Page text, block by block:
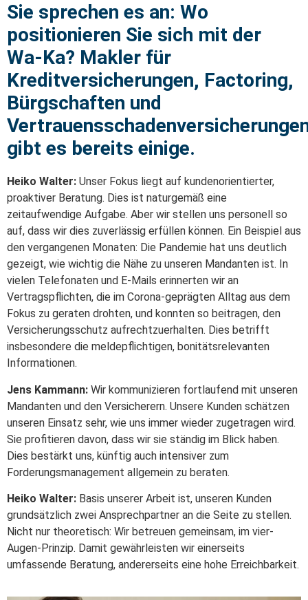
Sie sprechen es an: Wo
positionieren Sie sich mit der
Wa-Ka? Makler für
Kreditversicherungen, Factoring,
Bürgschaften und
gibt es bereits einige.
Heiko Walter: Unser Fokus liegt auf kundenorientierter,
proaktiver Beratung. Dies ist naturgemäß eine
zeitaufwendige Aufgabe. Aber wir stellen uns personell so
auf, dass wir dies zuverlässig erfüllen können. Ein Beispiel aus
den vergangenen Monaten: Die Pandemie hat uns deutlich
gezeigt, wie wichtig die Nähe zu unseren Mandanten ist. In
vielen Telefonaten und E-Mails erinnerten wir an
Vertragspflichten, die im Corona-geprägten Alltag aus dem
Fokus zu geraten drohten, und konnten so beitragen, den
Versicherungsschutz aufrechtzuerhalten. Dies betrifft
insbesondere die meldepflichtigen, bonitätsrelevanten
Informationen.
Jens Kammann: Wir kommunizieren fortlaufend mit unseren
Mandanten und den Versicherern. Unsere Kunden schätzen
unseren Einsatz sehr, wie uns immer wieder zugetragen wird.
Sie profitieren davon, dass wir sie ständig im Blick haben.
Dies bestärkt uns, künftig auch intensiver zum
Forderungsmanagement allgemein zu beraten.
Heiko Walter: Basis unserer Arbeit ist, unseren Kunden
grundsätzlich zwei Ansprechpartner an die Seite zu stellen.
Nicht nur theoretisch: Wir betreuen gemeinsam, im vier-
Augen-Prinzip. Damit gewährleisten wir einerseits
umfassende Beratung, andererseits eine hohe Erreichbarkeit.